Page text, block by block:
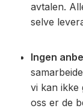
avtalen.
selve
Ingen
vi kan ikke
oss er de